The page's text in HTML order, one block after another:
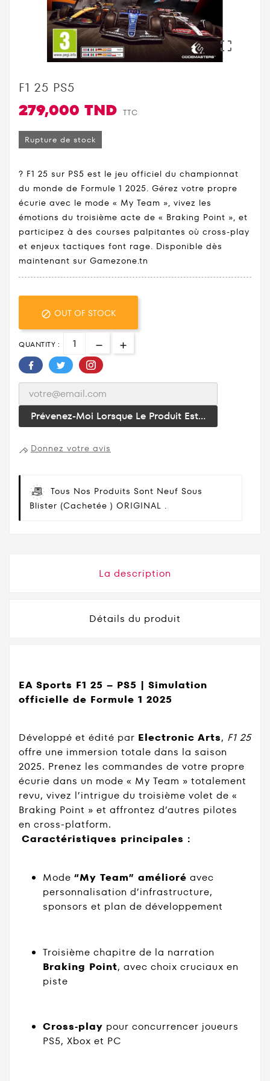

F1 25 PS5
279,000 TND TTC
Rupture de stock
? F1 25 sur PS5 est le jeu officiel du championnat
du monde de Formule 1 2025. Gérez votre propre
écurie avec le mode « My Team », vivez les
émotions du troisième acte de « Braking Point », et
participez à des courses palpitantes où cross-play
et enjeux tactiques font rage. Disponible dès
maintenant sur Gamezone.tn
 OUT OF STOCK
QUANTITY :
Prévenez-Moi Lorsque Le Produit Est...
Donnez votre avis
Tous Nos Produits Sont Neuf Sous
Blister (cachetée ) ORIGINAL .
La description
Détails du produit
EA Sports F1 25 – PS5 | Simulation
officielle de Formule 1 2025
Développé et édité par Electronic Arts, F1 25
offre une immersion totale dans la saison
2025. Prenez les commandes de votre propre
écurie dans un mode « My Team » totalement
revu, vivez l’intrigue du troisième volet de «
Braking Point » et affrontez d’autres pilotes
en cross-platform.
Caractéristiques principales :
Mode “My Team” amélioré avec
personnalisation d’infrastructure,
sponsors et plan de développement
Troisième chapitre de la narration
Braking Point, avec choix cruciaux en
piste
Cross‑play pour concurrencer joueurs
PS5, Xbox et PC